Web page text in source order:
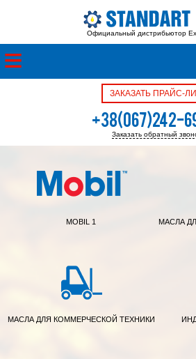
Официальный дистрибьютор
ЗАКАЗАТЬ ПРАЙС-
+38(067)242-
+38(050)342-
Заказать обратный
MOBIL 1 МАСЛА
МАСЛА ДЛЯ КОММЕРЧЕСКОЙ ТЕХНИКИ